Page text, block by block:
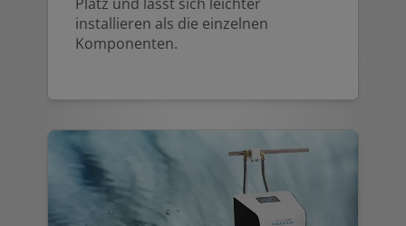
installieren als die einzelnen
Komponenten.